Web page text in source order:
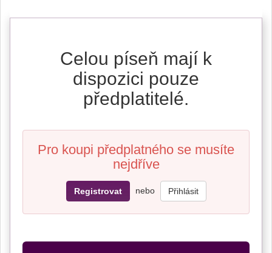
Celou píseň mají k
dispozici pouze
předplatitelé.
Pro koupi předplatného se musíte
nejdříve
Registrovat nebo Přihlásit